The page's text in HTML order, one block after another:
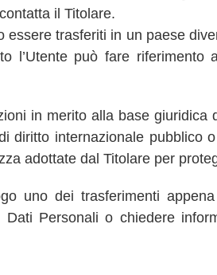
il Titolare.
essere trasferiti in un paese
l’Utente può fare
in merito alla base
diritto internazionale
adottate dal Titolare per
uno dei trasferimenti
Personali o chiedere